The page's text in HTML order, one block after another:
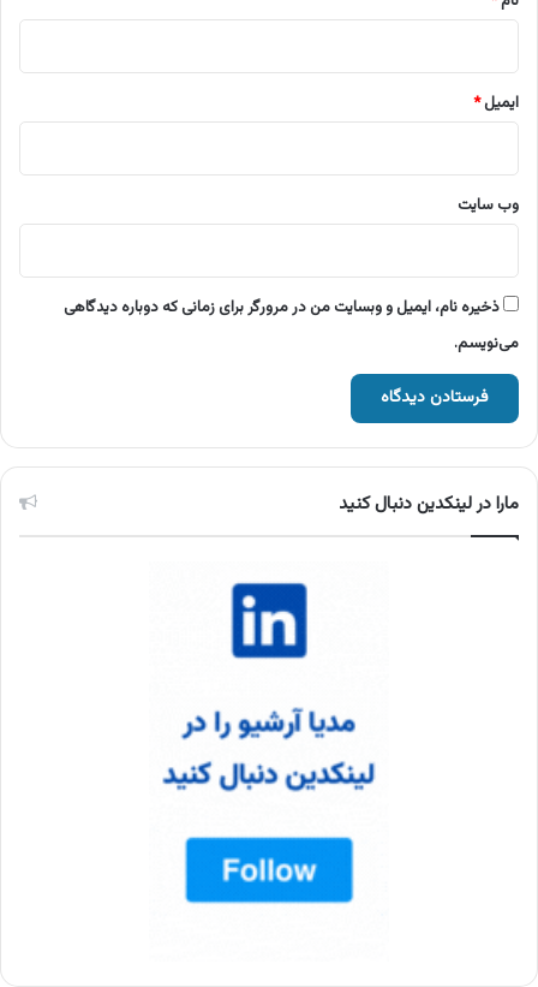
ایمیل*
وب‌ سایت
ذخیره نام، ایمیل و وبسایت من در مرورگر برای زمانی که دوباره دیدگاهی
می‌نویسم.
مارا در لینکدین دنبال کنید